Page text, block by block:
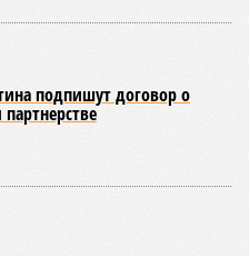
жизни».
в тумане
печень, вынужденная
алкоголь на
десятки тысяч лет!
полностью зависит, – нет.
повреждение одних только
жизни
сердечной мышцы – до